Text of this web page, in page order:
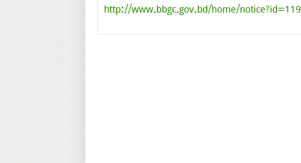
http://www.bbgc.gov.bd/home/notice?id=119